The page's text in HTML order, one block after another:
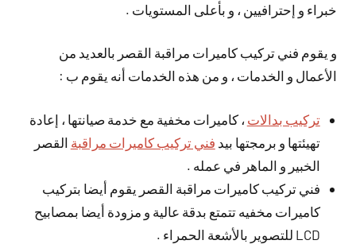
خبراء و إحترافيين ، و بأعلى المستويات .
و يقوم فني تركيب كاميرات مراقبة القصر بالعديد من
الأعمال و الخدمات ، و من هذه الخدمات أنه يقوم ب :
تركيب بدالات ، كاميرات مخفية مع خدمة صيانتها ، إعادة
تهيئتها و برمجتها بيد فني تركيب كاميرات مراقبة القصر
الخبير و الماهر في عمله .
فني تركيب كاميرات مراقبة القصر يقوم أيضا بتركيب
كاميرات مخفيه تتمتع بدقة عالية و مزودة أيضا بمصابيح
LCD للتصوير بالأشعة الحمراء .